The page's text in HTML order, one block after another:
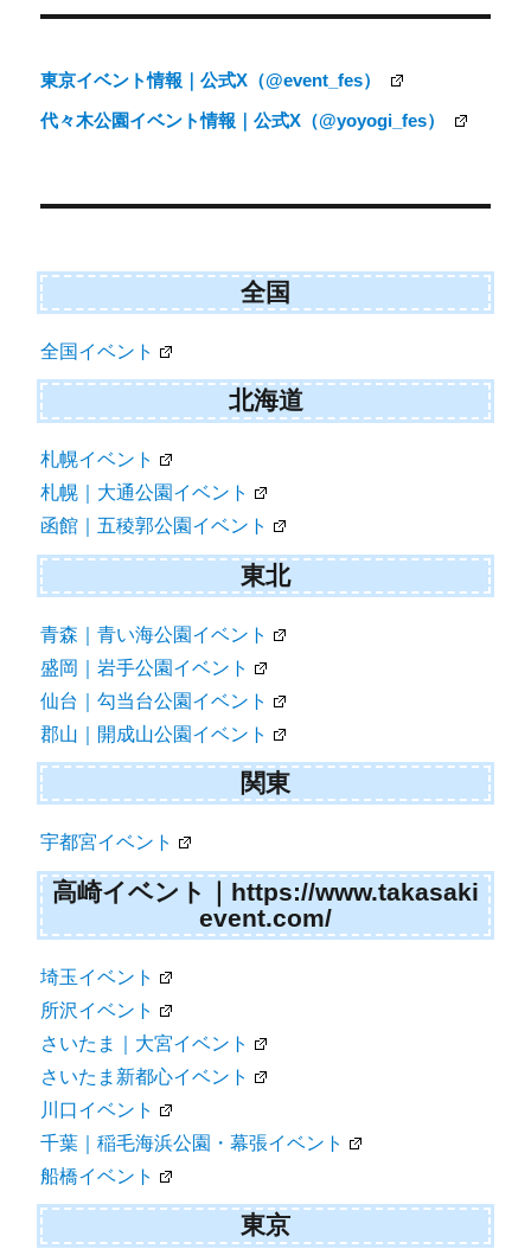
稿
ビ
ゲ
シ
ン
東京イベント情報｜公式X（@event_fes）
代々木公園イベント情報｜公式X（@yoyogi_fes）
全国
全国イベント
北海道
札幌イベント
札幌｜大通公園イベント
函館｜五稜郭公園イベント
東北
青森｜青い海公園イベント
盛岡｜岩手公園イベント
仙台｜勾当台公園イベント
郡山｜開成山公園イベント
関東
宇都宮イベント
高崎イベント｜https://www.takasaki
event.com/
埼玉イベント
所沢イベント
さいたま｜大宮イベント
さいたま新都心イベント
川口イベント
千葉｜稲毛海浜公園・幕張イベント
船橋イベント
東京